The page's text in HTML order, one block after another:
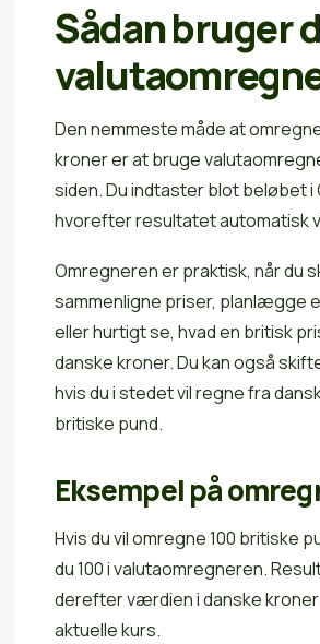
Sådan bruger
Den nemmeste måde at
kroner er at bruge
siden. Du indtaster blot beløbet i
hvorefter resultatet automatisk
Omregneren er praktisk, når du
sammenligne priser, planlægge
eller hurtigt se, hvad en britisk
danske kroner. Du kan også
hvis du i stedet vil regne fra
britiske pund.
Eksempel på
Hvis du vil omregne 100 britiske
du 100 i valutaomregneren.
derefter værdien i danske kroner
aktuelle kurs.